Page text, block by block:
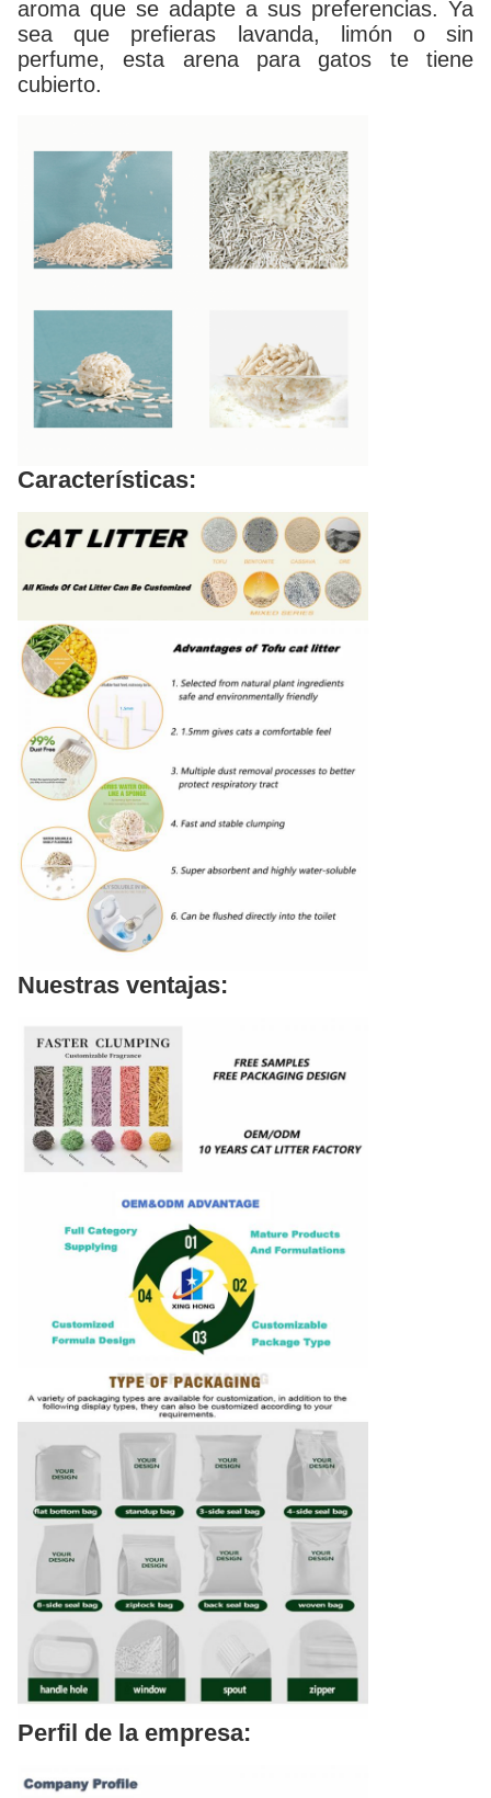
aroma que se adapte a sus preferencias. Ya
sea que prefieras lavanda, limón o sin
perfume, esta arena para gatos te tiene
cubierto.
Características:
Nuestras ventajas:
Perfil de la empresa: